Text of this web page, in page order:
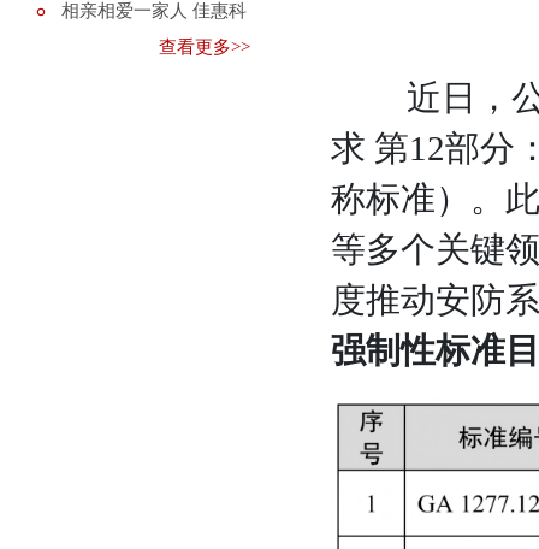
相亲相爱一家人 佳惠科
查看更多>>
近日，
求 第12部分
称标准）。
等多个关键
度推动安防
强制性标准